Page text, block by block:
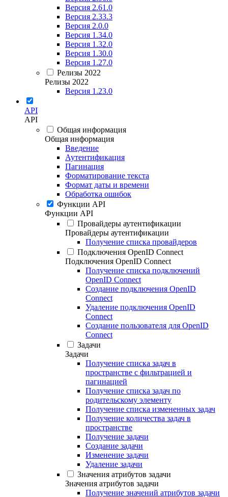
Версия 2.61.0
Версия 2.33.3
Версия 2.0.0
Версия 1.34.0
Версия 1.32.0
Версия 1.30.0
Версия 1.27.0
Релизы 2022
Релизы 2022
Версия 1.23.0
API
API
Общая информация
Общая информация
Введение
Аутентификация
Пагинация
Форматирование текста
Формат даты и времени
Обработка ошибок
Функции API
Функции API
Провайдеры аутентификации
Провайдеры аутентификации
Получение списка провайдеров
Подключения OpenID Connect
Подключения OpenID Connect
Получение списка подключений
OpenID Connect
Создание подключения OpenID
Connect
Удаление подключения OpenID
Connect
Создание пользователя для OpenID
Connect
Задачи
Задачи
Получение списка задач в
пространстве с фильтрацией и
пагинацией
Получение списка задач по
родительскому элементу
Получение списка измененных задач
Получение количества задач в
пространстве
Получение задачи
Создание задачи
Изменение задачи
Удаление задачи
Значения атрибутов задачи
Значения атрибутов задачи
Получение значений атрибутов задачи